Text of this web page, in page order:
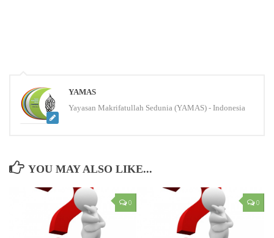
YAMAS
Yayasan Makrifatullah Sedunia (YAMAS) - Indonesia
YOU MAY ALSO LIKE...
0 0